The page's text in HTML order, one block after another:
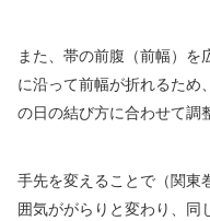
また、帯の前腹（前幅）
に沿って前幅が折れるため
の日の結び方に合わせて調
手先を変えることで（関東
囲気ががらりと変わり、同